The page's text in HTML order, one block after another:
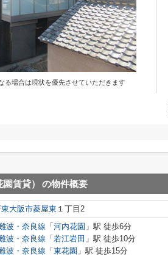
る場合は現状を優先させていただきます
賃貸） の物件概要
東大阪市菱屋東 １丁目2
波・奈良線 「 河内花園 」駅 徒歩6分
波・奈良線 「 若江岩田 」駅 徒歩10分
波・奈良線 「 東花園 」駅 徒歩15分